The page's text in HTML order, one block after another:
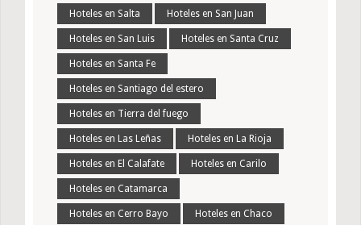
Hoteles en Salta Hoteles en San Juan
Hoteles en San Luis Hoteles en Santa Cruz
Hoteles en Santa Fe
Hoteles en Santiago del estero
Hoteles en Tierra del fuego
Hoteles en Las Leñas Hoteles en La Rioja
Hoteles en El Calafate Hoteles en Carilo
Hoteles en Catamarca
Hoteles en Cerro Bayo Hoteles en Chaco